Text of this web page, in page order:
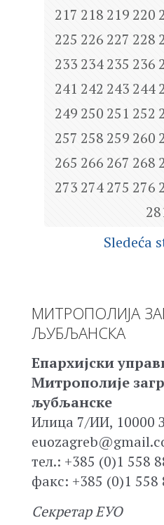
217 218 219 220
225 226 227 228
233 234235 236
241 242 243 244
249 250 251 252
257 258 259 260
265 266 267 268
273 274275 276
Sledeća
МИТРОПОЛИЈА
ЉУБЉАНСКА
Епархијски
Митрополије
љубљанске
Илица 7/ИИ, 10000
тел.: +385 (0)1 558
факс: +385 (0)1 558
Секретар ЕУО